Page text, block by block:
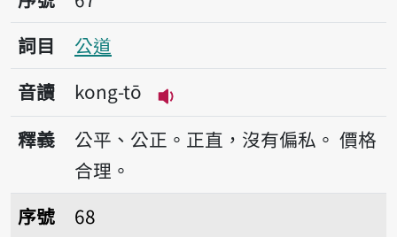
詞目
公道
音讀
kong-tō
播放音讀kong-tō
釋義 公平、公正。正直，沒有偏私。 價格
合理。
序號68官司
序號
68